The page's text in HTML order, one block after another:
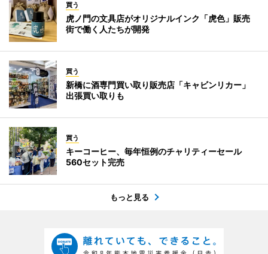
買う
虎ノ門の文具店がオリジナルインク「虎色」販売
街で働く人たちが開発
買う
新橋に酒専門買い取り販売店「キャビンリカー」
出張買い取りも
買う
キーコーヒー、毎年恒例のチャリティーセール
560セット完売
もっと見る